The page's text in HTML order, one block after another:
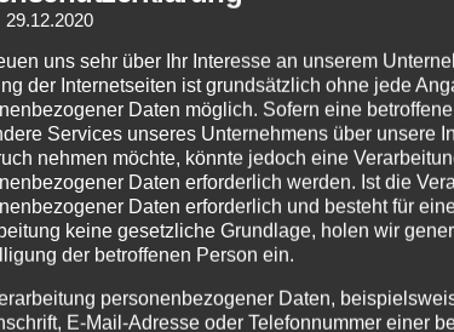
nur um einen Sicht- und Lärmschutz zur
Holzzaun über Metall (Doppelstabmattenzaun),
Türen oder Tore ein. Tore können sowohl
stehen Ihnen von der Idee über die Planung bis hin
29.12.2020
uns sehr über Ihr Interesse an unserem
der Internetseiten ist grundsätzlich ohne jede
Daten möglich. Sofern eine
Services unseres Unternehmens über unsere
nehmen möchte, könnte jedoch eine
Daten erforderlich werden. Ist die
Daten erforderlich und besteht für
keine gesetzliche Grundlage, holen wir
der betroffenen Person ein.
personenbezogener Daten,
E-Mail-Adresse oder Telefonnummer einer